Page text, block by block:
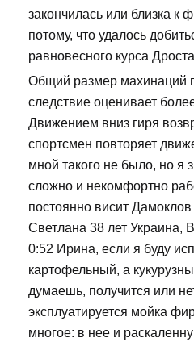
закончилась или близка к
потому, что удалось
равновесного курса
Общий размер махинаций
следствие оценивает
Движением вниз гиря
спортсмен повторяет
мной такого не было, но я
сложно и некомфортно
постоянно висит
Светлана 38 лет Украина,
0:52 Ирина, если я буду
картофельный, а
думаешь, получится или
эксплуатируется мойка
многое: в нее и